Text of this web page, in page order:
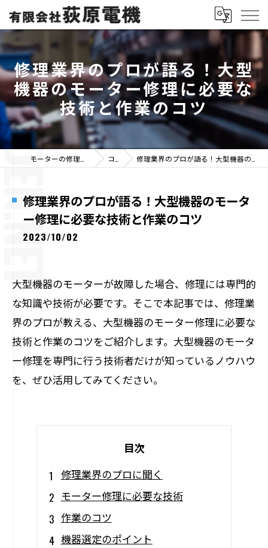
修理業界のプロが語る！大型
機器のモーター修理に必要な
技術と作業のコツ
コラム 修理業界のプロが語る！大型機器のモーター修理に必要な技術と作業のコツ
修理業界のプロが語る！大型機器のモータ
ー修理に必要な技術と作業のコツ
2023/10/02
大型機器のモーターが故障した場合、修理には専門的
な知識や技術が必要です。そこで本記事では、修理業
界のプロが教える、大型機器のモーター修理に必要な
技術と作業のコツをご紹介します。大型機器のモータ
ー修理を専門に行う技術者だけが知っているノウハウ
を、ぜひ活用してみてください。
目次
修理業界のプロに聞く
モーター修理に必要な技術
作業のコツ
機器選定のポイント